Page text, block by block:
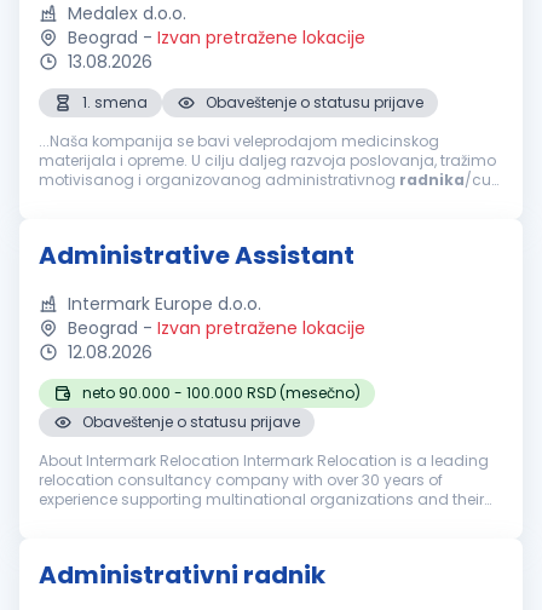
Medalex d.o.o.
Beograd - Izvan pretražene lokacije
13.08.2026
1. smena
Obaveštenje o statusu prijave
...Naša kompanija se bavi veleprodajom medicinskog
materijala i opreme. U cilju daljeg razvoja poslovanja, tražimo
motivisanog i organizovanog administrativnog radnika/cu
Administrative Assistant
Intermark Europe d.o.o.
Beograd - Izvan pretražene lokacije
12.08.2026
neto 90.000 - 100.000 RSD (mesečno)
Obaveštenje o statusu prijave
About Intermark Relocation Intermark Relocation is a leading
relocation consultancy company with over 30 years of
experience supporting multinational organizations and their
Administrativni radnik